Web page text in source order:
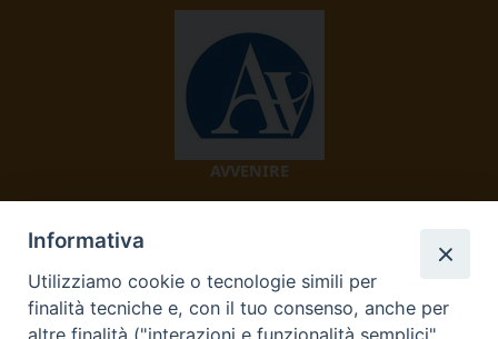
AVVENIRE
Informativa
Utilizziamo cookie o tecnologie simili per
finalità tecniche e, con il tuo consenso, anche per